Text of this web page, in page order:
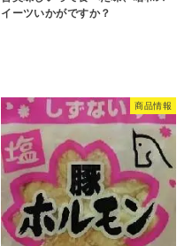
イーツいかがですか？
商品情報